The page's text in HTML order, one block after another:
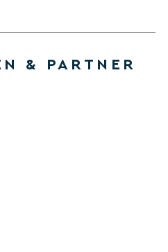
& PARTNER